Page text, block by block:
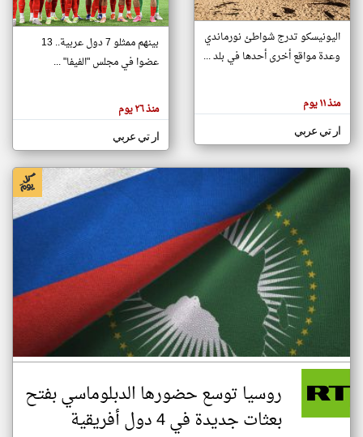
تغيير الدولة
اخبار جزر القمر على مدار الساعة
أهم اخبار جزر القمر العاجلة والمباشرة
هنا عن
وجهة
كاتبيها.
اليونيسكو تدرج شواطئ نورماندي
وعدة مواقع أخرى أحدها في بلد ...
منذ ١١ يوم
ار تي عربي
بينهم ممثلو 7 دول عربية.. 13
عضوا في مجلس "الفيفا" ...
منذ ٢٦ يوم
ار تي عربي
روسيا توسع حضورها الدبلوماسي بفتح
بعثات جديدة في 4 دول أفريقية
klyoum.com